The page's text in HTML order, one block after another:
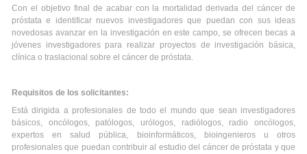
Con el objetivo final de acabar con la mortalidad derivada del cáncer de
próstata e identificar nuevos investigadores que puedan con sus ideas
novedosas avanzar en la investigación en este campo, se ofrecen becas a
jóvenes investigadores para realizar proyectos de investigación básica,
clínica o traslacional sobre el cáncer de próstata.
Requisitos de los solicitantes:
Está dirigida a profesionales de todo el mundo que sean investigadores
básicos, oncólogos, patólogos, urólogos, radiólogos, radio oncólogos,
expertos en salud pública, bioinformáticos, bioingenieros u otros
profesionales que puedan contribuir al estudio del cáncer de próstata y que